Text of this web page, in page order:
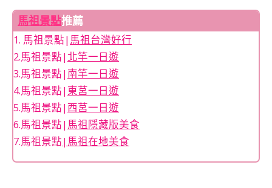
馬祖景點推薦
1. 馬祖景點|馬祖台灣好行
2.馬祖景點|北竿一日遊
3.馬祖景點|南竿一日遊
4.馬祖景點|東莒一日遊
5.馬祖景點|西莒一日遊
6.馬祖景點|馬祖隱藏版美食
7.馬祖景點|馬祖在地美食